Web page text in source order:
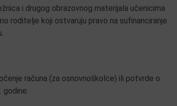
i drugog obrazovnog materijala učenicima
roditelje koji ostvaruju pravo na sufinanciranje
računa (za osnovnoškolce) ili potvrde o
godine.